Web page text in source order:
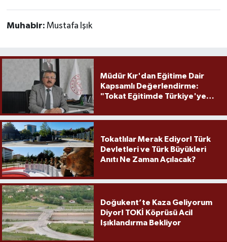
Muhabir: Mustafa Işık
Müdür Kır'dan Eğitime Dair
Kapsamlı Değerlendirme:
"Tokat Eğitimde Türkiye'ye
Tokatlılar Merak Ediyor! Türk
Devletleri ve Türk Büyükleri
Anıtı Ne Zaman Açılacak?
Doğukent’te Kaza Geliyorum
Diyor! TOKİ Köprüsü Acil
Işıklandırma Bekliyor